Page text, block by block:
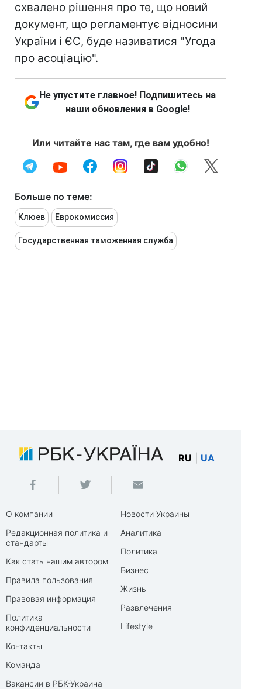
схвалено рішення про те, що новий
документ, що регламентує відносини
України і ЄС, буде називатися "Угода
про асоціацію".
Не упустите главное! Подпишитесь на
наши обновления в Google!
Или читайте нас там, где вам удобно!
Больше по теме:
Клюев Еврокомиссия
Государственная таможенная служба
RU UA
О компании
Редакционная политика и
стандарты
Как стать нашим автором
Правила пользования
Правовая информация
Политика
конфиденциальности
Контакты
Команда
Вакансии в РБК-Украина
Новости Украины
Аналитика
Политика
Бизнес
Жизнь
Развлечения
Lifestyle